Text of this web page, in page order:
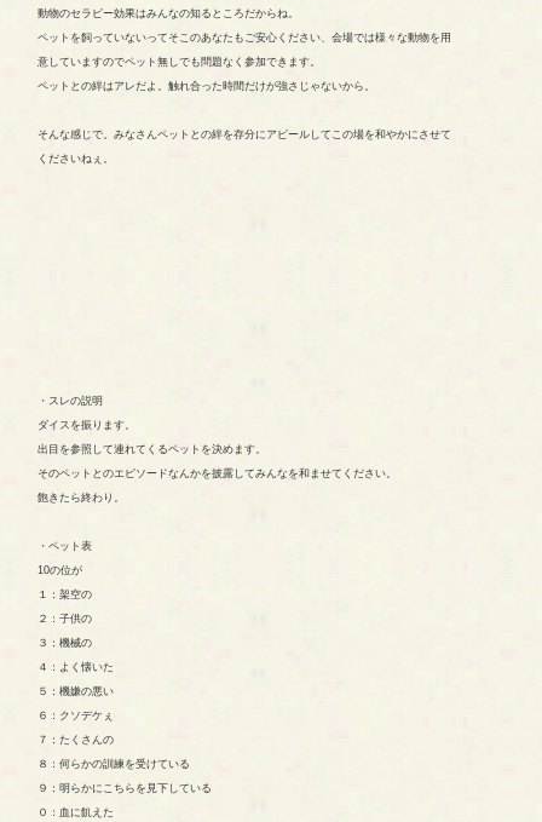
動物のセラピー効果はみんなの知るところだからね。
ペットを飼っていないってそこのあなたもご安心ください、会場では様々な動物を用
意していますのでペット無しでも問題なく参加できます。
ペットとの絆はアレだよ。触れ合った時間だけが強さじゃないから。
そんな感じで。みなさんペットとの絆を存分にアピールしてこの場を和やかにさせて
くださいねぇ。
・スレの説明
ダイスを振ります。
出目を参照して連れてくるペットを決めます。
そのペットとのエピソードなんかを披露してみんなを和ませてください。
飽きたら終わり。
・ペット表
10の位が
１：架空の
２：子供の
３：機械の
４：よく懐いた
５：機嫌の悪い
６：クソデケぇ
７：たくさんの
８：何らかの訓練を受けている
９：明らかにこちらを見下している
０：血に飢えた